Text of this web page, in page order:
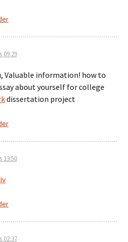
09:29
Valuable information! how to
about yourself for college
dissertation project
13:50
02:37